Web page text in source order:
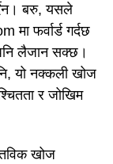
बरु, यसले
फर्वार्ड गर्दछ
लैजान सक्छ।
यो नक्कली खोज
र जोखिम
खोज